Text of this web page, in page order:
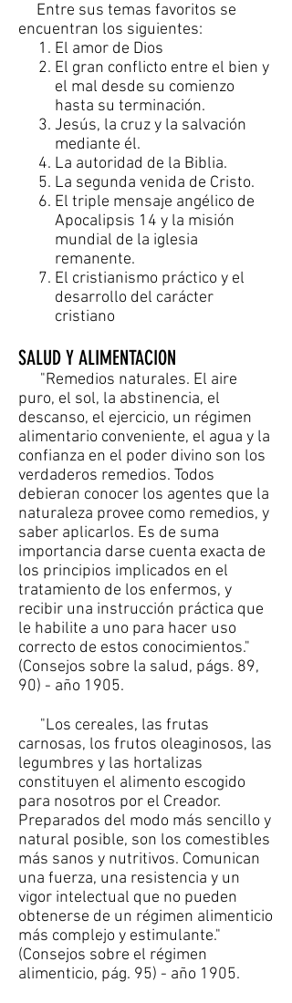
Entre sus temas favoritos se
encuentran los siguientes:
El amor de Dios
El gran conflicto entre el bien y
el mal desde su comienzo
hasta su terminación.
Jesús, la cruz y la salvación
mediante él.
La autoridad de la Biblia.
La segunda venida de Cristo.
El triple mensaje angélico de
Apocalipsis 14 y la misión
mundial de la iglesia
remanente.
El cristianismo práctico y el
desarrollo del carácter
cristiano
SALUD Y ALIMENTACION
"Remedios naturales. El aire
puro, el sol, la abstinencia, el
descanso, el ejercicio, un régimen
alimentario conveniente, el agua y la
confianza en el poder divino son los
verdaderos remedios. Todos
debieran conocer los agentes que la
naturaleza provee como remedios, y
saber aplicarlos. Es de suma
importancia darse cuenta exacta de
los principios implicados en el
tratamiento de los enfermos, y
recibir una instrucción práctica que
le habilite a uno para hacer uso
correcto de estos conocimientos."
(Consejos sobre la salud, págs. 89,
90) - año 1905.
"Los cereales, las frutas
carnosas, los frutos oleaginosos, las
legumbres y las hortalizas
constituyen el alimento escogido
para nosotros por el Creador.
Preparados del modo más sencillo y
natural posible, son los comestibles
más sanos y nutritivos. Comunican
una fuerza, una resistencia y un
vigor intelectual que no pueden
obtenerse de un régimen alimenticio
más complejo y estimulante."
(Consejos sobre el régimen
alimenticio, pág. 95) - año 1905.